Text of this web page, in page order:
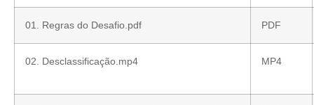
01. Regras do Desafio.pdf PDF
02. Desclassificação.mp4 MP4